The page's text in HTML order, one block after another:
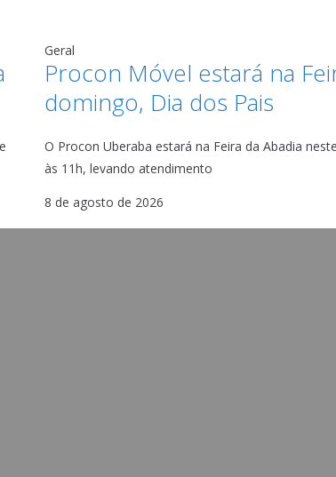
Geral
Procon Móvel estará na
domingo, Dia dos Pais
O Procon Uberaba estará na Feira da Abadia
às 11h, levando atendimento
8 de agosto de 2026